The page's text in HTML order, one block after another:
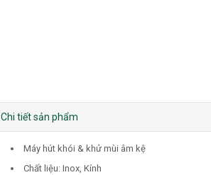
Chi tiết sản phẩm
Máy hút khói & khử mùi âm kệ
Chất liệu: Inox, Kính